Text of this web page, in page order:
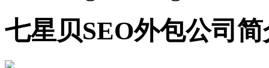
七星贝SEO外包公司简